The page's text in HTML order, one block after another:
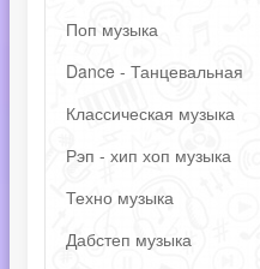
Поп музыка
Dance - Танцевальная
Классическая музыка
Рэп - хип хоп музыка
Техно музыка
Дабстеп музыка